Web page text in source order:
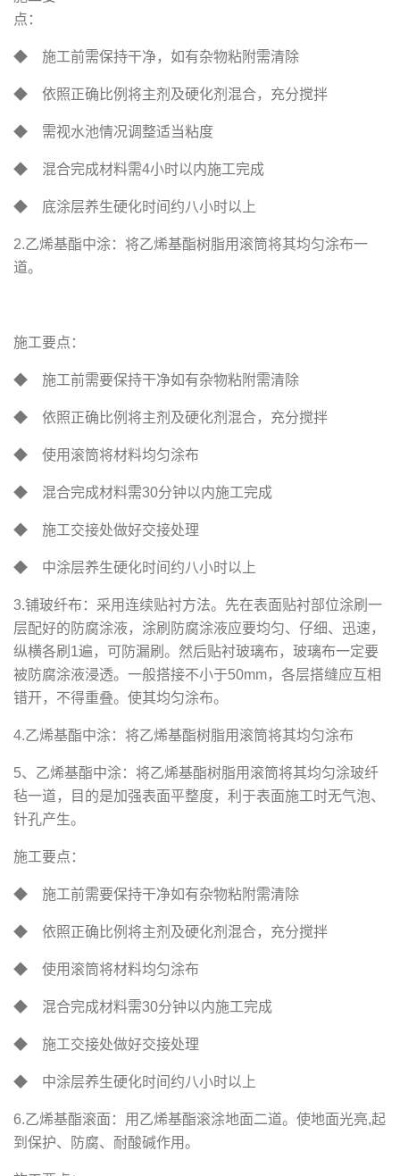
点
◆ 施工前需保持干净，如有杂物粘附需清除
◆ 依照正确比例将主剂及硬化剂混合，充分搅拌
◆ 需视水池情况调整适当粘度
◆ 混合完成材料需4小时以内施工完成
◆ 底涂层养生硬化时间约八小时以上
2.乙烯基酯中涂：将乙烯基酯树脂用滚筒将其均匀涂布一
道。
施工要点：
◆ 施工前需要保持干净如有杂物粘附需清除
◆ 依照正确比例将主剂及硬化剂混合，充分搅拌
◆ 使用滚筒将材料均匀涂布
◆ 混合完成材料需30分钟以内施工完成
◆ 施工交接处做好交接处理
◆ 中涂层养生硬化时间约八小时以上
3.铺玻纤布：采用连续贴衬方法。先在表面贴衬部位涂刷一
层配好的防腐涂液，涂刷防腐涂液应要均匀、仔细、迅速，
纵横各刷1遍，可防漏刷。然后贴衬玻璃布，玻璃布一定要
被防腐涂液浸透。一般搭接不小于50mm，各层搭缝应互相
错开，不得重叠。使其均匀涂布。
4.乙烯基酯中涂：将乙烯基酯树脂用滚筒将其均匀涂布
5、乙烯基酯中涂：将乙烯基酯树脂用滚筒将其均匀涂玻纤
毡一道，目的是加强表面平整度，利于表面施工时无气泡、
针孔产生。
施工要点：
◆ 施工前需要保持干净如有杂物粘附需清除
◆ 依照正确比例将主剂及硬化剂混合，充分搅拌
◆ 使用滚筒将材料均匀涂布
◆ 混合完成材料需30分钟以内施工完成
◆ 施工交接处做好交接处理
◆ 中涂层养生硬化时间约八小时以上
6.乙烯基酯滚面：用乙烯基酯滚涂地面二道。使地面光亮,起
到保护、防腐、耐酸碱作用。